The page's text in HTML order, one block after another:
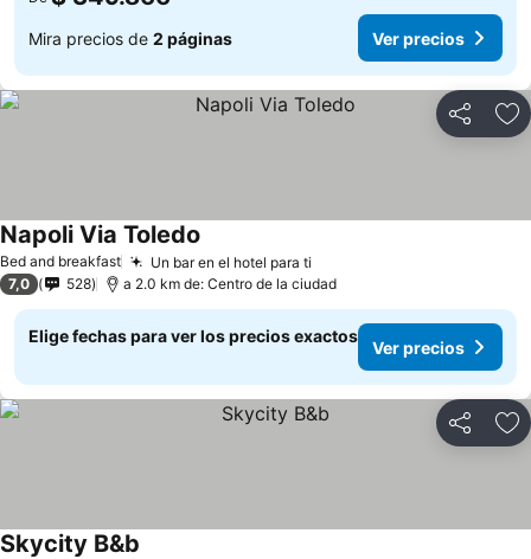
Mira precios de 2 páginas Ver precios
Compartir
Bed and breakfast Un bar en el hotel para ti
Napoli Via Toledo
7,0 528 a 2.0 km de: Centro de la ciudad
Elige fechas para ver los precios exactos
Ver precios
Compartir
Skycity B&b